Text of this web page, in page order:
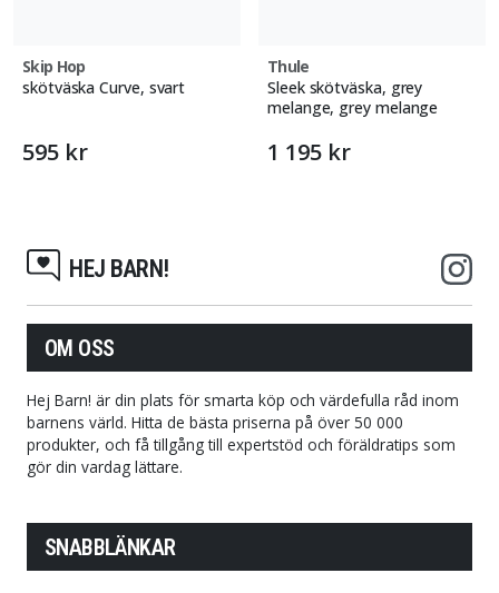
Skip Hop
skötväska Curve, svart
595 kr
Thule
Sleek skötväska, grey
melange, grey melange
1 195 kr
HEJ BARN!
OM OSS
Hej Barn! är din plats för smarta köp och värdefulla råd inom
barnens värld. Hitta de bästa priserna på över 50 000
produkter, och få tillgång till expertstöd och föräldratips som
gör din vardag lättare.
SNABBLÄNKAR